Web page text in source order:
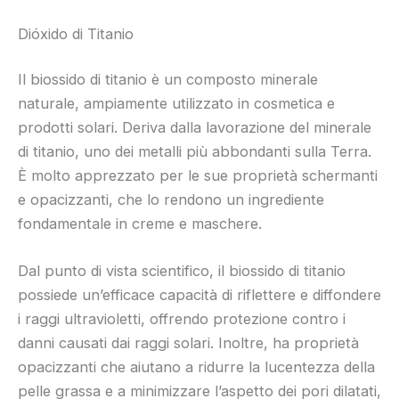
Dióxido di Titanio
Il biossido di titanio è un composto minerale
naturale, ampiamente utilizzato in cosmetica e
prodotti solari. Deriva dalla lavorazione del minerale
di titanio, uno dei metalli più abbondanti sulla Terra.
È molto apprezzato per le sue proprietà schermanti
e opacizzanti, che lo rendono un ingrediente
fondamentale in creme e maschere.
Dal punto di vista scientifico, il biossido di titanio
possiede un’efficace capacità di riflettere e diffondere
i raggi ultravioletti, offrendo protezione contro i
danni causati dai raggi solari. Inoltre, ha proprietà
opacizzanti che aiutano a ridurre la lucentezza della
pelle grassa e a minimizzare l’aspetto dei pori dilatati,